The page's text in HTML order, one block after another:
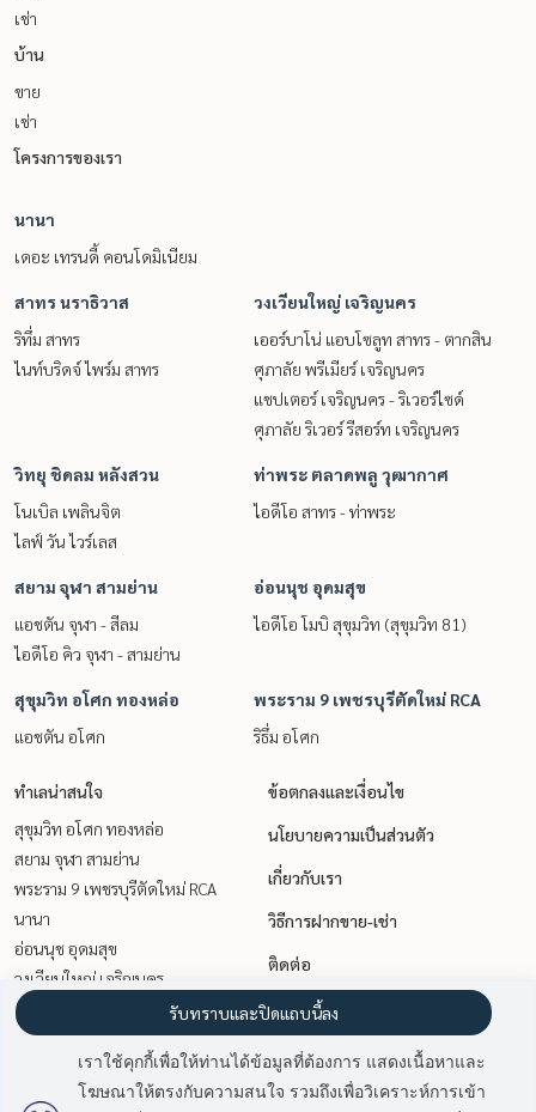
มี3คนกำลังดูประกาศนี้
เช่า
บ้าน
ขาย
เช่า
โครงการของเรา
นานา
เดอะ เทรนดี้ คอนโดมิเนียม
สาทร นราธิวาส
ริทึ่ม สาทร
ไนท์บริดจ์ ไพร์ม สาทร
วงเวียนใหญ่ เจริญนคร
เออร์บาโน่ แอบโซลูท สาทร - ตากสิน
ศุภาลัย พรีเมียร์ เจริญนคร
แชปเตอร์ เจริญนคร - ริเวอร์ไซด์
ศุภาลัย ริเวอร์ รีสอร์ท เจริญนคร
วิทยุ ชิดลม หลังสวน
โนเบิล เพลินจิต
ไลฟ์ วัน ไวร์เลส
ท่าพระ ตลาดพลู วุฒากาศ
ไอดีโอ สาทร - ท่าพระ
สยาม จุฬา สามย่าน
แอชตัน จุฬา - สีลม
ไอดีโอ คิว จุฬา - สามย่าน
อ่อนนุช อุดมสุข
ไอดีโอ โมบิ สุขุมวิท (สุขุมวิท 81)
สุขุมวิท อโศก ทองหล่อ
แอชตัน อโศก
พระราม 9 เพชรบุรีตัดใหม่ RCA
ริธึ่ม อโศก
ทำเลน่าสนใจ
สุขุมวิท อโศก ทองหล่อ
สยาม จุฬา สามย่าน
พระราม 9 เพชรบุรีตัดใหม่ RCA
นานา
อ่อนนุช อุดมสุข
วงเวียนใหญ่ เจริญนคร
วิทยุ ชิดลม หลังสวน
เกษตรศาสตร์ รัชโยธิน
สาทร นราธิวาส
ท่าพระ ตลาดพลู วุฒากาศ
ข้อตกลงและเงื่อนไข
นโยบายความเป็นส่วนตัว
เกี่ยวกับเรา
วิธีการฝากขาย-เช่า
ติดต่อ
เราใช้คุกกี้เพื่อให้ท่านได้ข้อมูลที่ต้องการ แสดงเนื้อหาและ
โฆษณาให้ตรงกับความสนใจ รวมถึงเพื่อวิเคราะห์การเข้า
รับทราบและปิดแถบนี้ลง